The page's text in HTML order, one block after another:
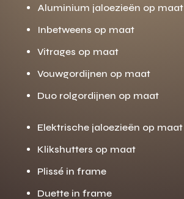
Binnen 24 uur jouw gratis offerte
10 jaar garantie op de montage
Gratis inmeting (voorwaarden)
Volledig ontzorgd
Wij werken landelijk
Gratis offerte
Aluminium jaloezieën op maat
Inbetweens op maat
Vitrages op maat
Vouwgordijnen op maat
Duo rolgordijnen op maat
Elektrische jaloezieën op maat
Klikshutters op maat
Plissé in frame
Duette in frame